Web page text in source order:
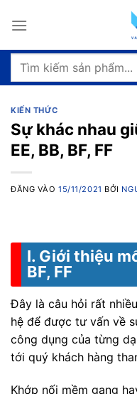
qua
dung
Tìm
KIẾN THỨC
Sự khác nhau
EE, BB, BF, FF
ĐĂNG VÀO15/11/2021 BỞI
I. Giới thiệu
BF, FF
Đây là câu hỏi rất
hệ để được tư vấn về
công dụng của từng
tới quý khách hàng
Khớp nối mềm gang